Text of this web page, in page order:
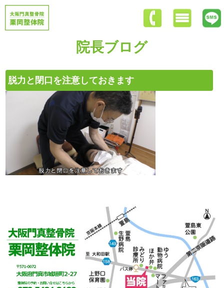
院長ブログ
脱力と閉口を注意しておきます